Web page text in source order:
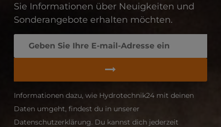
Sie Informationen über Neuigkeiten und
Sonderangebote erhalten möchten.
Informationen dazu, wie Hydrotechnik24 mit deinen
Daten umgeht, findest du in unserer
Datenschutzerklärung. Du kannst dich jederzeit